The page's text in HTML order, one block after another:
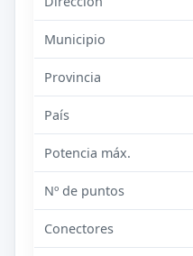
Municipio
Provincia
País
Potencia máx.
Nº de puntos
Conectores